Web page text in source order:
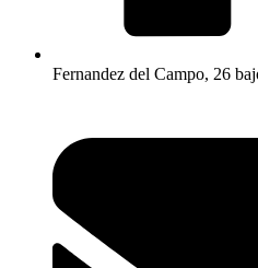
Fernandez del Campo, 26